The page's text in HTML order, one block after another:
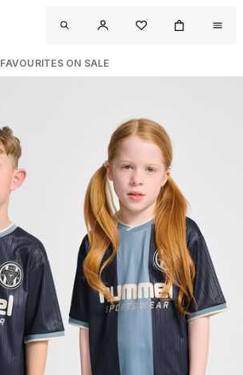
FAVOURITES ON SALE